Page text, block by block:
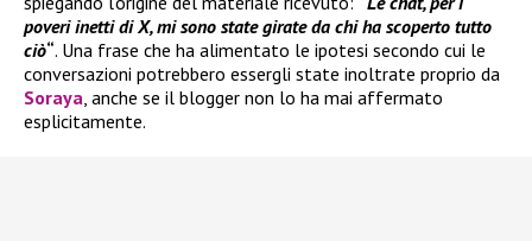
poveri inetti di X, mi sono state girate da chi ha scoperto tutto
ciò“. Una frase che ha alimentato le ipotesi secondo cui le
conversazioni potrebbero essergli state inoltrate proprio da
Soraya , anche se il blogger non lo ha mai affermato
esplicitamente.